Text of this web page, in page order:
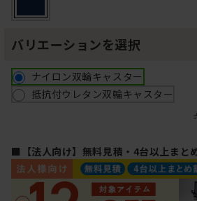
バリエーションを選択
ナイロン双輪キャスター
抵抗付ウレタン双輪キャスター
■【法人向け】無料見積・4台以上まと